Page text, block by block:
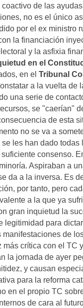
de las
no es el único
por el ex ministro
la financiación
y la asfixia
en el
en el Tribunal
a la vuelta de
una serie de
se "caerían"
de esta
no se va a
les han dado
consenso.
Aspiraban a
da a la inversa. Es
por tanto, pero
a la que ya
gran inquietud la
para
de
crítica con el TC
la jornada de ayer
y causan
para la reforma
en el propio TC
de cara al